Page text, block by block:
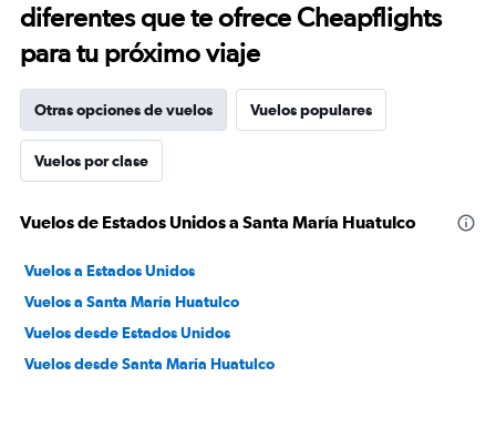
diferentes que te ofrece Cheapflights
para tu próximo viaje
Otras opciones de vuelos Vuelos populares
Vuelos por clase
Vuelos de Estados Unidos a Santa María Huatulco
Vuelos a Estados Unidos
Vuelos a Santa María Huatulco
Vuelos desde Estados Unidos
Vuelos desde Santa María Huatulco